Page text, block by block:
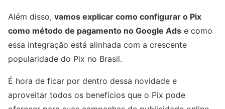
Além disso, vamos explicar como configurar o Pix
como método de pagamento no Google Ads e como
essa integração está alinhada com a crescente
popularidade do Pix no Brasil.
É hora de ficar por dentro dessa novidade e
aproveitar todos os benefícios que o Pix pode